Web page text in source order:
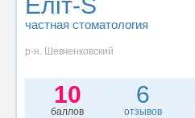
частная стоматология
р-н. Шевченковский
10
баллов
6
отзывов